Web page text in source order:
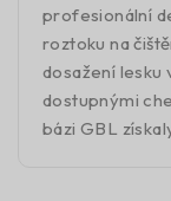
profesionální
roztoku na
dosažení lesku
dostupnými
bázi GBL